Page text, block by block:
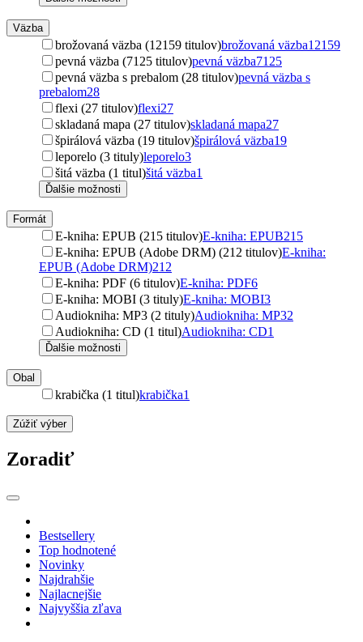
Väzba
brožovaná väzba (12159 titulov)brožovaná väzba12159
pevná väzba (7125 titulov)pevná väzba7125
pevná väzba s prebalom (28 titulov)pevná väzba s
prebalom28
flexi (27 titulov)flexi27
skladaná mapa (27 titulov)skladaná mapa27
špirálová väzba (19 titulov)špirálová väzba19
leporelo (3 tituly)leporelo3
šitá väzba (1 titul)šitá väzba1
Ďalšie možnosti
Formát
E-kniha: EPUB (215 titulov)E-kniha: EPUB215
E-kniha: EPUB (Adobe DRM) (212 titulov)E-kniha:
EPUB (Adobe DRM)212
E-kniha: PDF (6 titulov)E-kniha: PDF6
E-kniha: MOBI (3 tituly)E-kniha: MOBI3
Audiokniha: MP3 (2 tituly)Audiokniha: MP32
Audiokniha: CD (1 titul)Audiokniha: CD1
Ďalšie možnosti
Obal
krabička (1 titul)krabička1
Zúžiť výber
Zoradiť
Bestsellery
Top hodnotené
Novinky
Najdrahšie
Najlacnejšie
Najvyššia zľava